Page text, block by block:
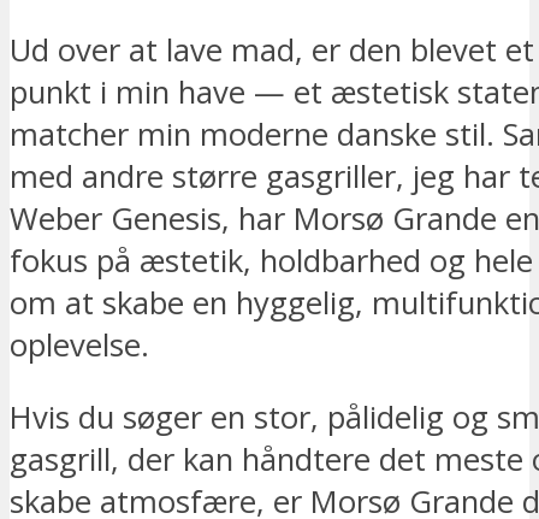
Ud over at lave mad, er den blevet
punkt i min have — et æstetisk
matcher min moderne danske stil.
med andre større gasgriller, jeg har
Weber Genesis, har Morsø Grande
fokus på æstetik, holdbarhed og
om at skabe en hyggelig,
oplevelse.
Hvis du søger en stor, pålidelig og
gasgrill, der kan håndtere det meste
skabe atmosfære, er Morsø Grande